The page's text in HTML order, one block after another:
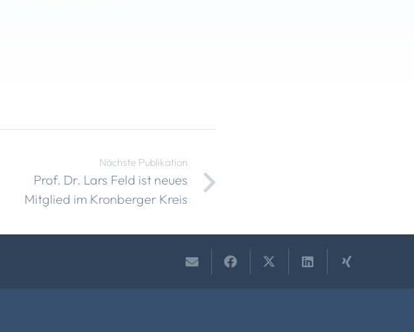
Nächste Publikation
Prof. Dr. Lars Feld ist neues
Mitglied im Kronberger Kreis